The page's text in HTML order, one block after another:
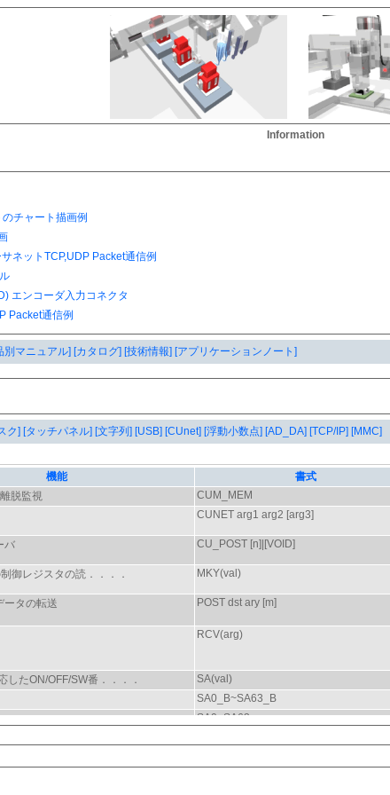
Information
別マニュアル] [カタログ] [技術情報] [アプリケーションノート]
ク] [タッチパネル] [文字列] [USB] [CUnet] [浮動小数点] [AD_DA] [TCP/IP] [MMC]